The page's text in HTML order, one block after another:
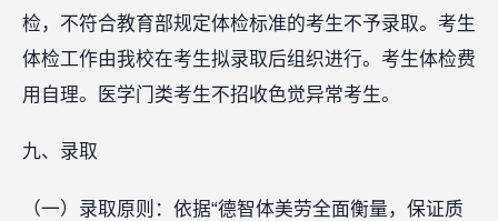
检，不符合教育部规定体检标准的考生不予录取。考生
体检工作由我校在考生拟录取后组织进行。考生体检费
用自理。医学门类考生不招收色觉异常考生。
九、录取
（一）录取原则：依据“德智体美劳全面衡量，保证质